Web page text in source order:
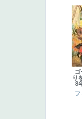
ゴ
り
8
フ